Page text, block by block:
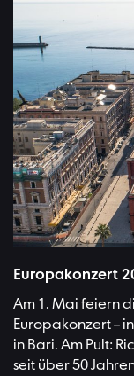
Europakonzert
Am 1. Mai feiern
Europakonzert –
in Bari. Am Pult:
seit über 50